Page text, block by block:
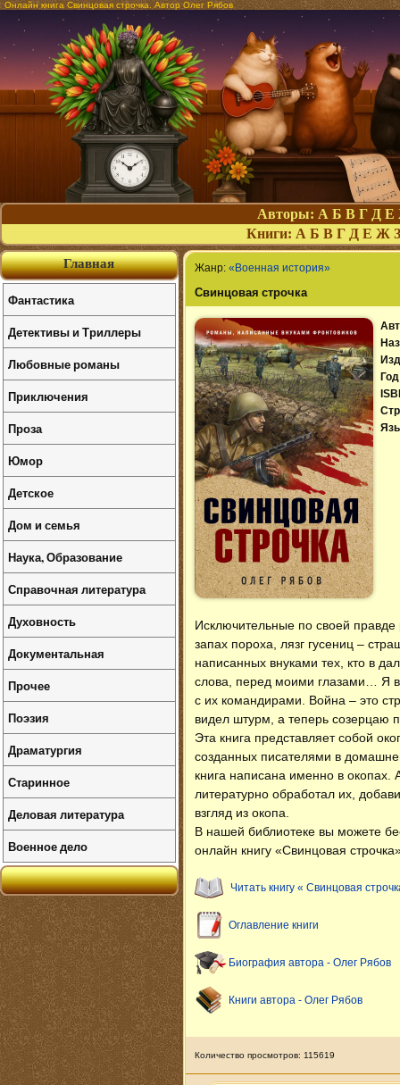
Онлайн книга Свинцовая строчка. Автор Олег Рябов
Авторы: А Б В Г Д Е
Книги: А Б В Г Д Е Ж З
Жанр: «Военная история»
Свинцовая строчка
Исключительные по своей
запах пороха, лязг гусениц –
написанных внуками тех, кто в
слова, перед моими глазами… Я в
с их командирами. Война – это
видел штурм, а теперь созерцаю
Эта книга представляет собой
созданных писателями в
книга написана именно в окопах.
литературно обработал их,
взгляд из окопа.
В нашей библиотеке вы можете
онлайн книгу «Свинцовая
Читать книгу « Свинцовая
Оглавление книги
Биография автора - Олег Рябов
Книги автора - Олег Рябов
Количество просмотров: 115619
Главная
Фантастика
Детективы и Триллеры
Любовные романы
Приключения
Проза
Юмор
Детское
Дом и семья
Наука, Образование
Справочная литература
Духовность
Документальная
Прочее
Поэзия
Драматургия
Старинное
Деловая литература
Военное дело